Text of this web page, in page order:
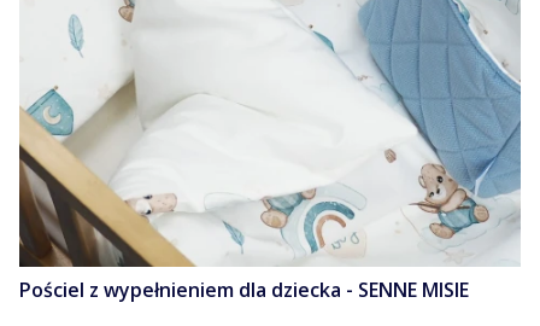
Pościel z wypełnieniem dla dziecka - SENNE MISIE